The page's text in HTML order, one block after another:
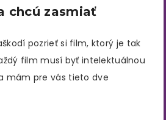
chcú zasmiať
pozrieť si film, ktorý je tak
film musí byť intelektuálnou
mám pre vás tieto dve